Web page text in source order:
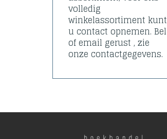
volledig
winkelassortiment kunt
u contact opnemen. Bel
of email gerust , zie
onze contactgegevens.